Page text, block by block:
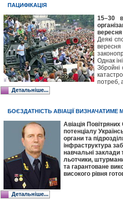
ПАЦИФІКАЦІЯ
15–30
Деякі
Однак
Збройні
потреб,
Детальніше...
БОЄЗДАТНІСТЬ АВІАЦІЇ ВИЗНАЧАТИМЕ
Авіація
потенціалу
органи та
інфраструктура
навчальні заклади
льотчики,
та гарантоване
високого рівня
Детальніше...